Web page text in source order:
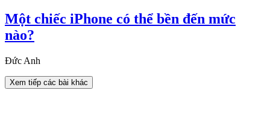
Một chiếc iPhone có thể bền đến mức
nào?
Đức Anh
Xem tiếp các bài khác